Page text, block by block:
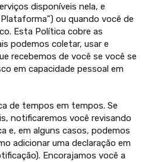
disponíveis nela, e
ou quando você de
Esta Política cobre as
podemos coletar, usar e
recebemos de você se você se
em capacidade pessoal em
de tempos em tempos. Se
notificaremos você revisando
e, em alguns casos, podemos
adicionar uma declaração em
Encorajamos você a